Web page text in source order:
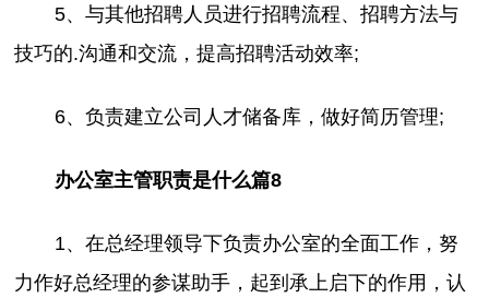
5、与其他招聘人员进行招聘流程、招聘方法与
技巧的.沟通和交流，提高招聘活动效率;
6、负责建立公司人才储备库，做好简历管理;
办公室主管职责是什么篇8
1、在总经理领导下负责办公室的全面工作，努
力作好总经理的参谋助手，起到承上启下的作用，认